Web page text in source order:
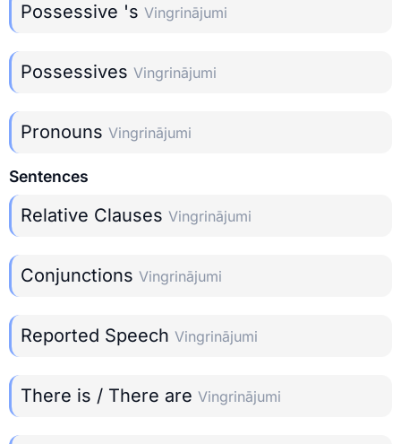
Possessive 's Vingrinājumi
Possessives Vingrinājumi
Pronouns Vingrinājumi
Sentences
Relative Clauses Vingrinājumi
Conjunctions Vingrinājumi
Reported Speech Vingrinājumi
There is / There are Vingrinājumi